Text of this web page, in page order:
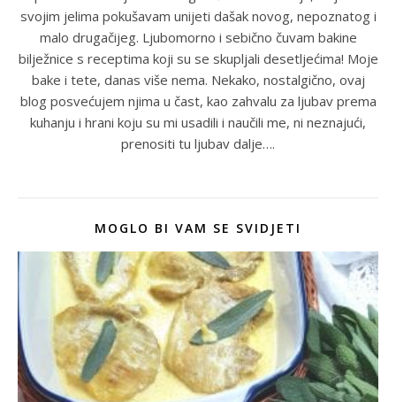
svojim jelima pokušavam unijeti dašak novog, nepoznatog i
malo drugačijeg. Ljubomorno i sebično čuvam bakine
bilježnice s receptima koji su se skupljali desetljećima! Moje
bake i tete, danas više nema. Nekako, nostalgično, ovaj
blog posvećujem njima u čast, kao zahvalu za ljubav prema
kuhanju i hrani koju su mi usadili i naučili me, ni neznajući,
prenositi tu ljubav dalje….
MOGLO BI VAM SE SVIDJETI